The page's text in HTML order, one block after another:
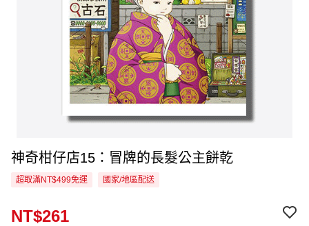
神奇柑仔店15：冒牌的長髮公主餅乾
超取滿NT$499免運 國家/地區配送
NT$261